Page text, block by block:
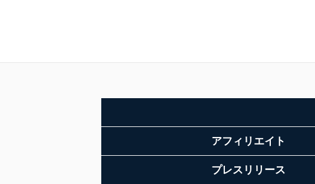
アフィリエイト
プレスリリース